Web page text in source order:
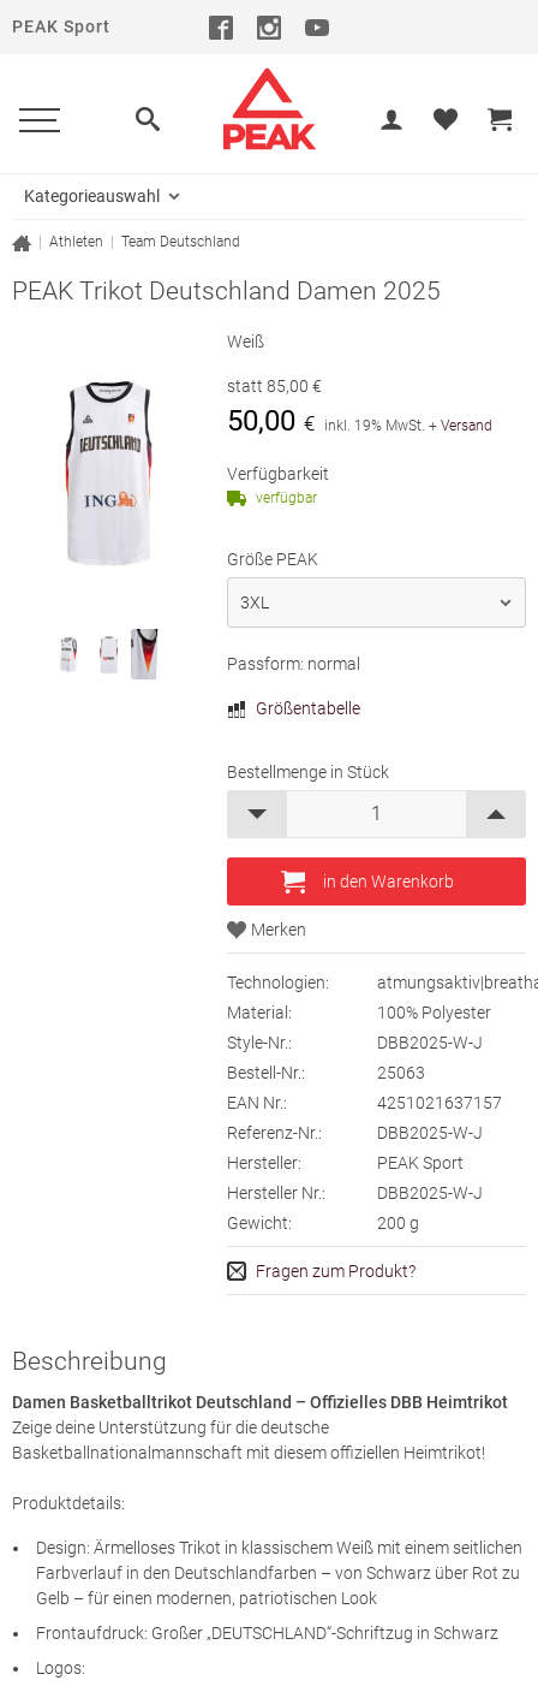
PEAK Sport
Kategorieauswahl
Athleten Team Deutschland
PEAK Trikot Deutschland Damen 2025
Weiß
statt85,00 €
50,00 € inkl. 19% MwSt. +Versand
Verfügbarkeit
verfügbar
Größe PEAK
Passform: normal
Größentabelle
Bestellmenge in Stück
Technologien:
Material:
100% Polyester
Style-Nr.:
DBB2025-W-J
Bestell-Nr.:
25063
EAN Nr.:
4251021637157
Referenz-Nr.:
DBB2025-W-J
Hersteller:
PEAK Sport
Hersteller Nr.:
DBB2025-W-J
Gewicht:
200 g
Fragen zum Produkt?
Beschreibung
Damen Basketballtrikot Deutschland – Offizielles DBB Heimtrikot
Zeige deine Unterstützung für die deutsche
Basketballnationalmannschaft mit diesem offiziellen Heimtrikot!
Produktdetails:
Design: Ärmelloses Trikot in klassischem Weiß mit einem seitlichen
Farbverlauf in den Deutschlandfarben – von Schwarz über Rot zu
Gelb – für einen modernen, patriotischen Look
Frontaufdruck: Großer „DEUTSCHLAND“-Schriftzug in Schwarz
Logos: